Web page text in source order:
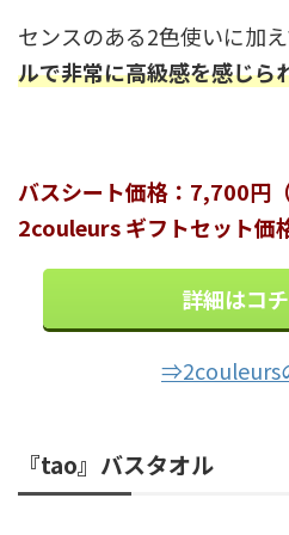
センスのある2色使いに加え
ルで非常に高級感を感じら
バスシート価格：7,700円（
2couleurs ギフトセット価
詳細はコ
⇒2couleurs
『tao』バスタオル